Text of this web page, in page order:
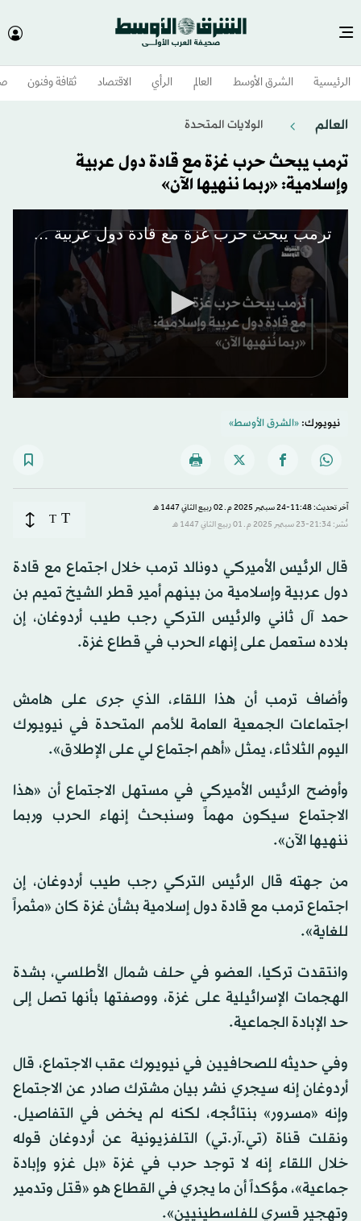
الرئيسية الشرق الأوسط​ العالم الرأي الاقتصاد ثقافة وفنون
العالم الولايات المتحدة​
ترمب يبحث حرب غزة مع قادة دول عربية
وإسلامية: «ربما ننهيها الآن»
ترمب يبحث حرب غزة مع قادة دول عربية وإسلامية: «ربما نُنهيها الآن»
seconds
نيويورك:«الشرق الأوسط»
آخر تحديث: 11:48-24 سبتمبر 2025 م ـ 02 ربيع الثاني 1447 هـ
نُشر: 21:34-23 سبتمبر 2025 م ـ 01 ربيع الثاني 1447 هـ
T
T
قال الرئيس الأميركي دونالد ترمب خلال اجتماع مع قادة
دول عربية وإسلامية من بينهم أمير قطر الشيخ تميم بن
حمد آل ثاني والرئيس التركي رجب طيب أردوغان، إن
بلاده ستعمل على إنهاء الحرب في قطاع غزة.
وأضاف ترمب أن هذا اللقاء، الذي جرى على هامش
اجتماعات الجمعية العامة للأمم المتحدة في نيويورك
اليوم الثلاثاء، يمثل «أهم اجتماع لي على الإطلاق».
وأوضح الرئيس الأميركي في مستهل الاجتماع أن «هذا
الاجتماع سيكون مهماً وسنبحث إنهاء الحرب وربما
ننهيها الآن».
من جهته قال الرئيس التركي رجب طيب أردوغان، إن
اجتماع ترمب مع قادة دول إسلامية بشأن غزة كان «مثمراً
للغاية».
وانتقدت تركيا، العضو في حلف شمال الأطلسي، بشدة
الهجمات الإسرائيلية على غزة، ووصفتها بأنها تصل إلى
حد الإبادة الجماعية.
وفي حديثه للصحافيين في نيويورك عقب الاجتماع، قال
أردوغان إنه سيجري نشر بيان مشترك صادر عن الاجتماع
وإنه «مسرور» بنتائجه، لكنه لم يخض في التفاصيل.
ونقلت قناة (تي.آر.تي) التلفزيونية عن أردوغان قوله
خلال اللقاء إنه لا توجد حرب في غزة «بل غزو وإبادة
جماعية»، مؤكداً أن ما يجري في القطاع هو «قتل وتدمير
وتهجير قسري للفلسطينيين».